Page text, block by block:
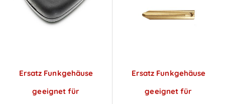
Ersatz Funkgehäuse
geeignet für
Ersatz Funkgehäuse
geeignet für